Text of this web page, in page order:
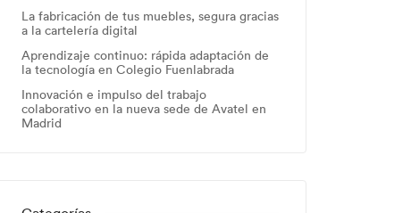
La fabricación de tus muebles, segura gracias
a la cartelería digital
Aprendizaje continuo: rápida adaptación de
la tecnología en Colegio Fuenlabrada
Innovación e impulso del trabajo
colaborativo en la nueva sede de Avatel en
Madrid